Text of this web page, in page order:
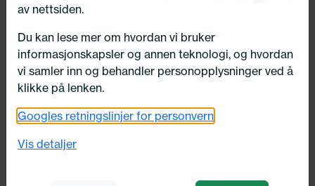
235/65X17 Nankang Cross Sport
SP-9 108V
av nettsiden.
Du kan lese mer om hvordan vi bruker
informasjonskapsler og annen teknologi, og hvordan
vi samler inn og behandler personopplysninger ved å
klikke på lenken.
Googles retningslinjer for personvern
Vis detaljer